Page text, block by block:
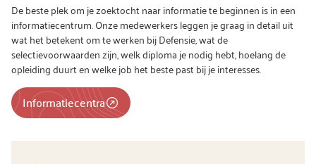
De beste plek om je zoektocht naar informatie te beginnen is in een
informatiecentrum. Onze medewerkers leggen je graag in detail uit
wat het betekent om te werken bij Defensie, wat de
selectievoorwaarden zijn, welk diploma je nodig hebt, hoelang de
opleiding duurt en welke job het beste past bij je interesses.
Informatiecentra